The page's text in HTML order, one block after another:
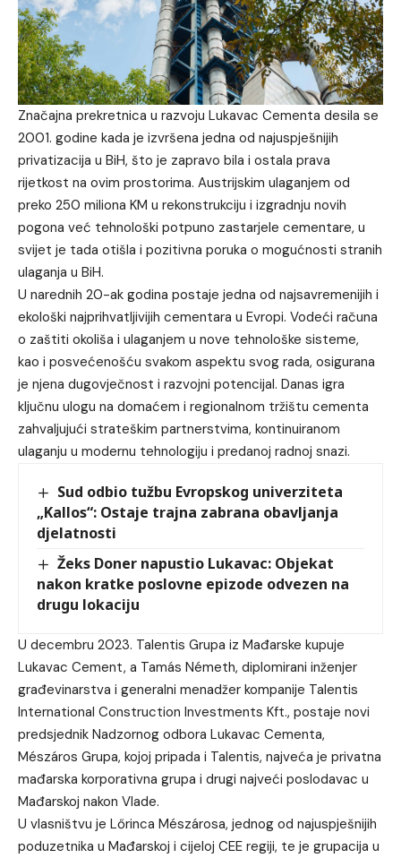
Značajna prekretnica u razvoju Lukavac Cementa desila se
2001. godine kada je izvršena jedna od najuspješnijih
privatizacija u BiH, što je zapravo bila i ostala prava
rijetkost na ovim prostorima. Austrijskim ulaganjem od
preko 250 miliona KM u rekonstrukciju i izgradnju novih
pogona već tehnološki potpuno zastarjele cementare, u
svijet je tada otišla i pozitivna poruka o mogućnosti stranih
ulaganja u BiH.
U narednih 20-ak godina postaje jedna od najsavremenijih i
ekološki najprihvatljivijih cementara u Evropi. Vodeći računa
o zaštiti okoliša i ulaganjem u nove tehnološke sisteme,
kao i posvećenošću svakom aspektu svog rada, osigurana
je njena dugovječnost i razvojni potencijal. Danas igra
ključnu ulogu na domaćem i regionalnom tržištu cementa
zahvaljujući strateškim partnerstvima, kontinuiranom
ulaganju u modernu tehnologiju i predanoj radnoj snazi.
Sud odbio tužbu Evropskog univerziteta
„Kallos“: Ostaje trajna zabrana obavljanja
djelatnosti
Žeks Doner napustio Lukavac: Objekat
nakon kratke poslovne epizode odvezen na
drugu lokaciju
U decembru 2023. Talentis Grupa iz Mađarske kupuje
Lukavac Cement, a Tamás Németh, diplomirani inženjer
građevinarstva i generalni menadžer kompanije Talentis
International Construction Investments Kft., postaje novi
predsjednik Nadzornog odbora Lukavac Cementa,
Mészáros Grupa, kojoj pripada i Talentis, najveća je privatna
mađarska korporativna grupa i drugi najveći poslodavac u
Mađarskoj nakon Vlade.
U vlasništvu je Lőrinca Mészárosa, jednog od najuspješnijih
poduzetnika u Mađarskoj i cijeloj CEE regiji, te je grupacija u